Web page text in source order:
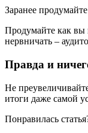
Заранее
Продумайте как вы
нервничать –
Правда и
Не
итоги даже самой
Понравилась